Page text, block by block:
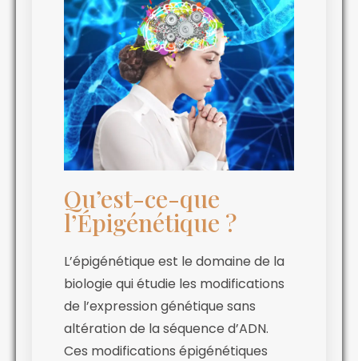
Qu’est-ce-que
l’Épigénétique ?
L’épigénétique est le domaine de la
biologie qui étudie les modifications
de l’expression génétique sans
altération de la séquence d’ADN.
Ces modifications épigénétiques